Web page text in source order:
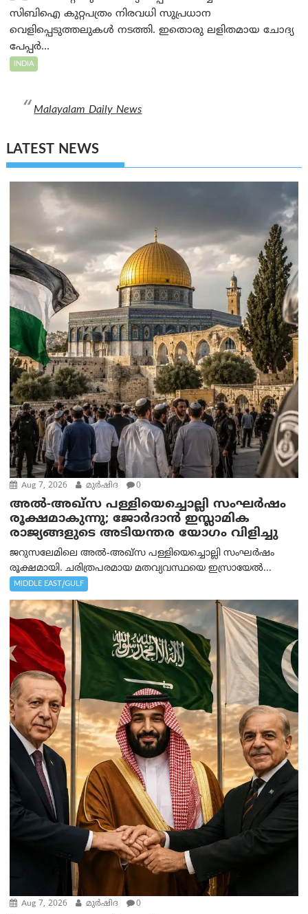
സിബിഐ കുറ്റപത്രം നിരവധി സുപ്രധാന
വെളിപ്പെടുത്തലുകൾ നടത്തി. ഇതൊരു ലളിതമായ ചോദ്യ
പേപ്പർ...
INDIA
Malayalam Daily News
LATEST NEWS
Aug 7, 2026 മുര്‍ഷിദ 0
അൽ-അഖ്‌സ പള്ളിയെച്ചൊല്ലി സംഘർഷം
രൂക്ഷമാകുന്നു; ജോർദാൻ ഇസ്ലാമിക
രാജ്യങ്ങളുടെ അടിയന്തര യോഗം വിളിച്ചു
ജറുസലേമിലെ അൽ-അഖ്‌സ പള്ളിയെച്ചൊല്ലി സംഘർഷം
രൂക്ഷമായി. ചരിത്രപരമായ മതവ്യവസ്ഥയെ ഇസ്രായേൽ...
MIDDLE EAST/GULF
Aug 7, 2026 മുര്‍ഷിദ 0